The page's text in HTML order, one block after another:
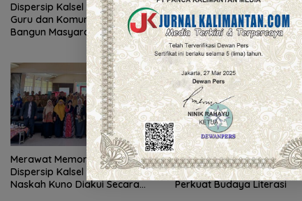
Dispersip Kalsel Dorong Sinergi
Guru dan Komunitas Literasi
Bangun Masyarakat Cerdas
Metodologi Baru, Dispersip
Kalsel Susun Strategi
Tingkatkan IPLM dan TGM
Merawat Memori Banua,
Dispersip Kalsel Dorong
Naskah Kuno Diakui Secara
Hari Pustakawan Indonesia
2026, Dispersip Kalsel Ajak
Perkuat Budaya Literasi